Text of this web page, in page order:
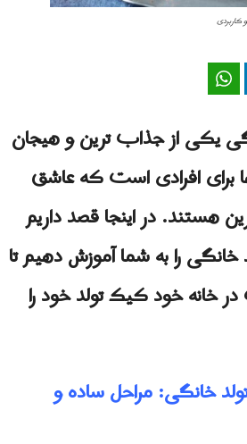
کاربردی
LinkedIn
یکی از جذاب ترین و هیجان
برای افرادی است که عاشق
هستند. در اینجا قصد داریم
را به شما آموزش دهیم تا
در خانه خود کیک تولد خود را
خانگی: مراحل ساده و